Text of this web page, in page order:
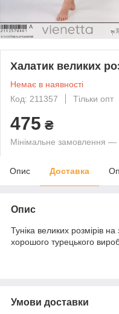
Халатик великих
Немає в наявності
Код: 211357
Тільки опт
475 ₴
Мінімальне замовлення —
Опис Доставка
Опис
Туніка великих розмірів
хорошого турецького
Умови доставки